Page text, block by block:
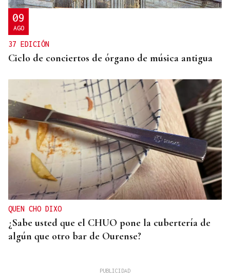
09
AGO
37 EDICIÓN
Ciclo de conciertos de órgano de música antigua
QUEN CHO DIXO
¿Sabe usted que el CHUO pone la cubertería de
algún que otro bar de Ourense?